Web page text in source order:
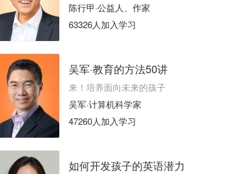
陈行甲·公益人、作家
63326人加入学习
吴军·教育的方法50讲
来！培养面向未来的孩子
吴军·计算机科学家
47260人加入学习
如何开发孩子的英语潜力